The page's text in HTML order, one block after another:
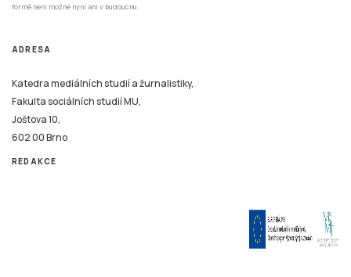
formě není možné nyní ani v budoucnu.
ADRESA
Katedra mediálních studií a žurnalistiky,
Fakulta sociálních studií MU,
Joštova 10,
602 00 Brno
REDAKCE